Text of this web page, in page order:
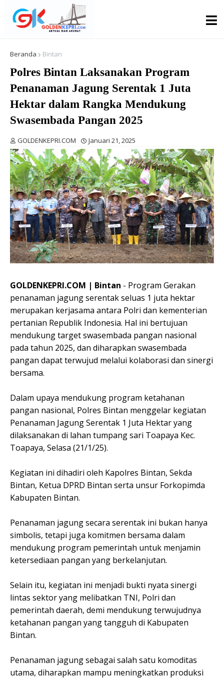
Beranda Bintan
Polres Bintan Laksanakan Program
Penanaman Jagung Serentak 1 Juta
Hektar dalam Rangka Mendukung
Swasembada Pangan 2025
GOLDENKEPRI.COM Januari 21, 2025
GOLDENKEPRI.COM | Bintan - Program Gerakan
penanaman jagung serentak seluas 1 juta hektar
merupakan kerjasama antara Polri dan kementerian
pertanian Republik Indonesia. Hal ini bertujuan
mendukung target swasembada pangan nasional
pada tahun 2025, dan diharapkan swasembada
pangan dapat terwujud melalui kolaborasi dan sinergi
bersama.
Dalam upaya mendukung program ketahanan
pangan nasional, Polres Bintan menggelar kegiatan
Penanaman Jagung Serentak 1 Juta Hektar yang
dilaksanakan di lahan tumpang sari Toapaya Kec.
Toapaya, Selasa (21/1/25).
Kegiatan ini dihadiri oleh Kapolres Bintan, Sekda
Bintan, Ketua DPRD Bintan serta unsur Forkopimda
Kabupaten Bintan.
Penanaman jagung secara serentak ini bukan hanya
simbolis, tetapi juga komitmen bersama dalam
mendukung program pemerintah untuk menjamin
ketersediaan pangan yang berkelanjutan.
Selain itu, kegiatan ini menjadi bukti nyata sinergi
lintas sektor yang melibatkan TNI, Polri dan
pemerintah daerah, demi mendukung terwujudnya
ketahanan pangan yang tangguh di Kabupaten
Bintan.
Penanaman jagung sebagai salah satu komoditas
utama, diharapkan mampu meningkatkan produksi